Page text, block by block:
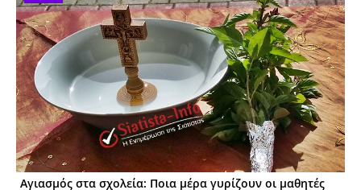
Αγιασμός στα σχολεία: Ποια μέρα γυρίζουν οι μαθητές